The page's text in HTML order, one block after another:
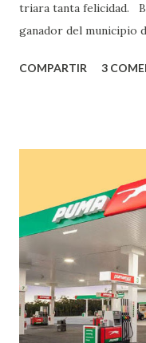
triara tanta felicidad.
ganador del municipio
obtuvo un premio de
ganador fue vendido
Urbanización Las
¡Enhorabuena que lo
COMPARTIR 3